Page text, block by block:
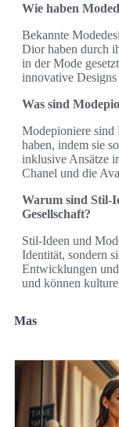
Wie haben
Bekannte
Dior haben durch
in der Mode
innovative
Was sind
Modepioniere sind
haben, indem sie
inklusive Ansätze
Chanel und die
Warum sind Stil-
Gesellschaft?
Stil-Ideen und
Identität, sondern
Entwicklungen
und können
Mas